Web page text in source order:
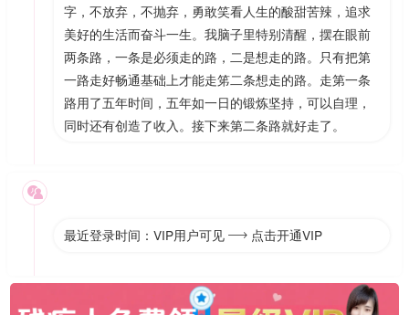
字，不放弃，不抛弃，勇敢笑看人生的酸甜苦辣，追求
美好的生活而奋斗一生。我脑子里特别清醒，摆在眼前
两条路，一条是必须走的路，二是想走的路。只有把第
一路走好畅通基础上才能走笫二条想走的路。走第一条
路用了五年时间，五年如一日的锻炼坚持，可以自理，
同时还有创造了收入。接下来第二条路就好走了。

最近登录时间：VIP用户可见  点击开通VIP